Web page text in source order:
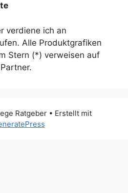
verdiene ich an
Alle Produktgrafiken
Stern (*) verweisen auf
Ratgeber• Erstellt mit